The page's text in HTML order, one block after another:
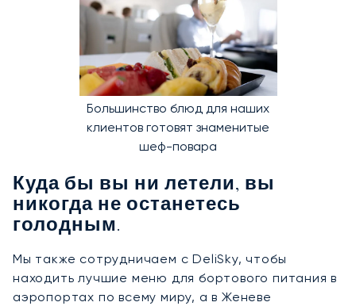
Большинство блюд для наших
клиентов готовят знаменитые
шеф-повара
Куда бы вы ни летели, вы
никогда не останетесь
голодным.
Мы также сотрудничаем с DeliSky, чтобы
находить лучшие меню для бортового питания в
аэропортах по всему миру, а в Женеве